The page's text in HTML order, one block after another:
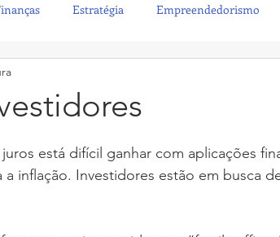
Estratégia Empreendedorismo
inflação. Investidores estão em busca